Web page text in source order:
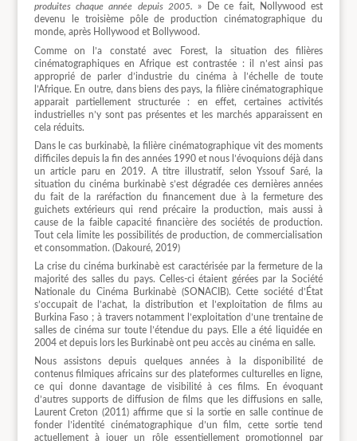
produites chaque année depuis 2005. » De ce fait, Nollywood est
devenu le troisième pôle de production cinématographique du
monde, après Hollywood et Bollywood.
Comme on l’a constaté avec Forest, la situation des filières
cinématographiques en Afrique est contrastée : il n’est ainsi pas
approprié de parler d’industrie du cinéma à l’échelle de toute
l’Afrique. En outre, dans biens des pays, la filière cinématographique
apparait partiellement structurée : en effet, certaines activités
industrielles n’y sont pas présentes et les marchés apparaissent en
cela réduits.
Dans le cas burkinabè, la filière cinématographique vit des moments
difficiles depuis la fin des années 1990 et nous l’évoquions déjà dans
un article paru en 2019. A titre illustratif, selon Yssouf Saré, la
situation du cinéma burkinabè s’est dégradée ces dernières années
du fait de la raréfaction du financement due à la fermeture des
guichets extérieurs qui rend précaire la production, mais aussi à
cause de la faible capacité financière des sociétés de production.
Tout cela limite les possibilités de production, de commercialisation
et consommation. (Dakouré, 2019)
La crise du cinéma burkinabè est caractérisée par la fermeture de la
majorité des salles du pays. Celles-ci étaient gérées par la Société
Nationale du Cinéma Burkinabè (SONACIB). Cette société d’État
s’occupait de l’achat, la distribution et l’exploitation de films au
Burkina Faso ; à travers notamment l’exploitation d’une trentaine de
salles de cinéma sur toute l’étendue du pays. Elle a été liquidée en
2004 et depuis lors les Burkinabè ont peu accès au cinéma en salle.
Nous assistons depuis quelques années à la disponibilité de
contenus filmiques africains sur des plateformes culturelles en ligne,
ce qui donne davantage de visibilité à ces films. En évoquant
d’autres supports de diffusion de films que les diffusions en salle,
Laurent Creton (2011) affirme que si la sortie en salle continue de
fonder l’identité cinématographique d’un film, cette sortie tend
actuellement à jouer un rôle essentiellement promotionnel par